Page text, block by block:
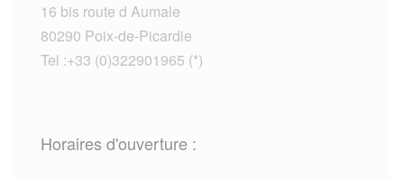
16 bis route d Aumale
80290 Poix-de-Picardie
Tel :+33 (0)322901965 (*)
Horaires d'ouverture :